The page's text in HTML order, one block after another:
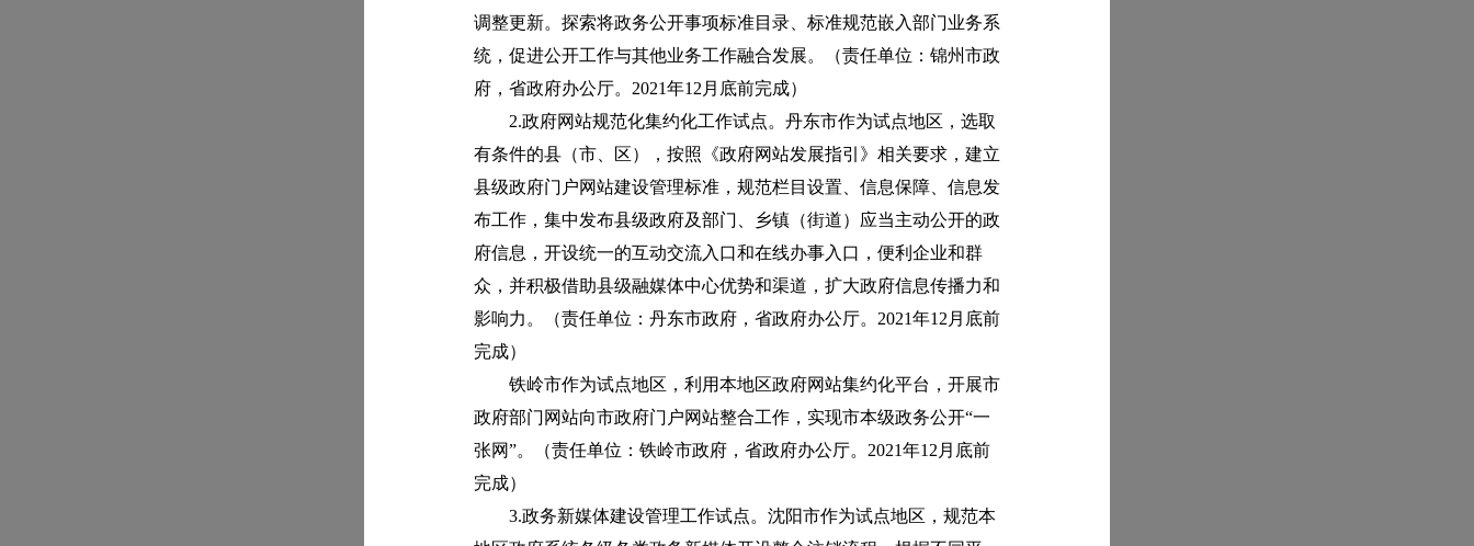
调整更新。探索将政务公开事项标准目录、标准规范嵌入部门业务系
统，促进公开工作与其他业务工作融合发展。（责任单位：锦州市政
府，省政府办公厅。2021年12月底前完成）
2.政府网站规范化集约化工作试点。丹东市作为试点地区，选取
有条件的县（市、区），按照《政府网站发展指引》相关要求，建立
县级政府门户网站建设管理标准，规范栏目设置、信息保障、信息发
布工作，集中发布县级政府及部门、乡镇（街道）应当主动公开的政
府信息，开设统一的互动交流入口和在线办事入口，便利企业和群
众，并积极借助县级融媒体中心优势和渠道，扩大政府信息传播力和
影响力。（责任单位：丹东市政府，省政府办公厅。2021年12月底前
完成）
铁岭市作为试点地区，利用本地区政府网站集约化平台，开展市
政府部门网站向市政府门户网站整合工作，实现市本级政务公开“一
张网”。（责任单位：铁岭市政府，省政府办公厅。2021年12月底前
完成）
3.政务新媒体建设管理工作试点。沈阳市作为试点地区，规范本